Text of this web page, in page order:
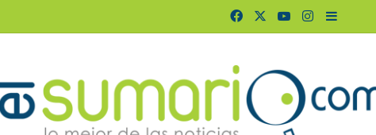
FacebookYouTubeInstagram
Barra